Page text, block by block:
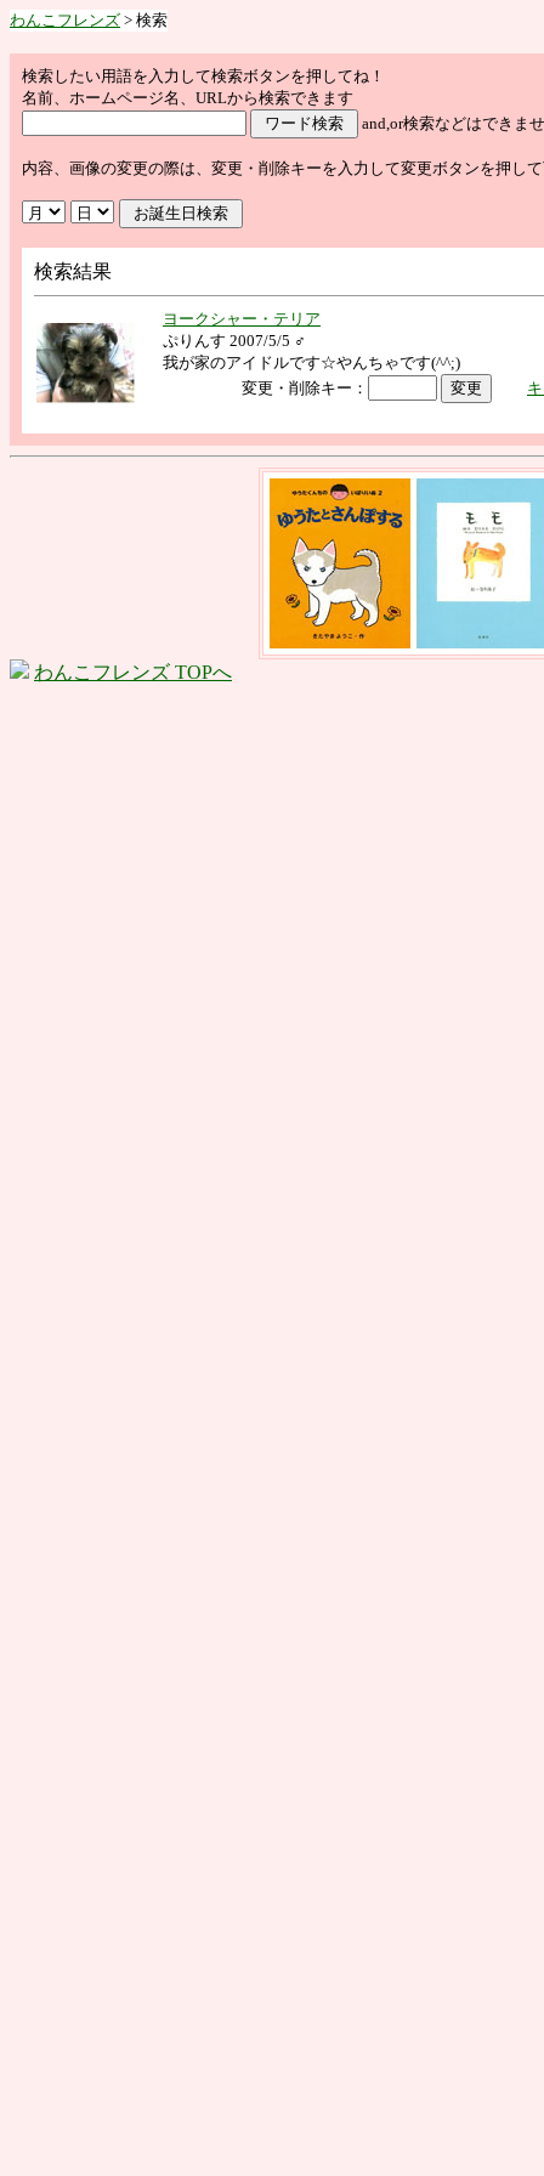
わんこフレンズ > 検索
検索したい用語を入力して検索ボタンを押してね！
名前、ホームページ名、URLから検索できます
and,or検索などはできま
内容、画像の変更の際は、変更・削除キーを入力して変更ボタンを押し
検索結果
ヨークシャー・テリア
ぷりんす 2007/5/5 ♂
我が家のアイドルです☆やんちゃです(^^;)
変更・削除キー：
わんこフレンズ TOPへ